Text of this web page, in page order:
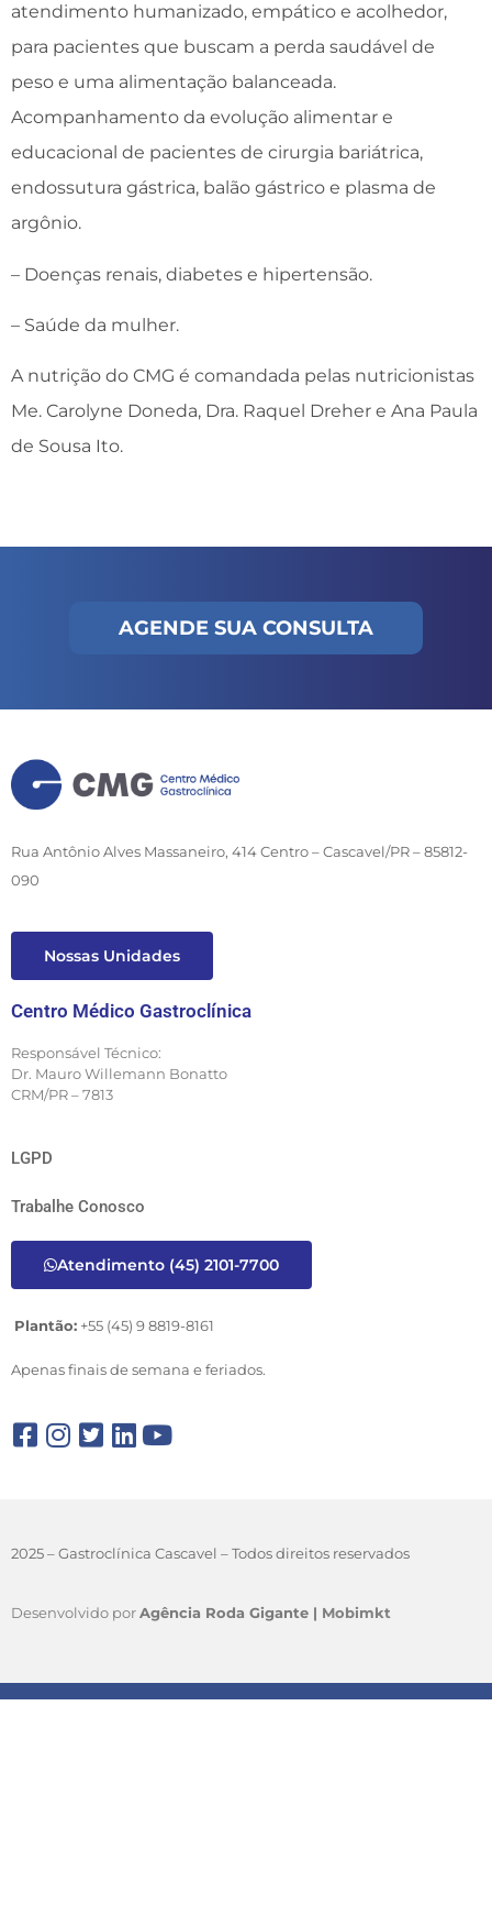
atendimento humanizado, empático e acolhedor,
para pacientes que buscam a perda saudável de
peso e uma alimentação balanceada.
Acompanhamento da evolução alimentar e
educacional de pacientes de cirurgia bariátrica,
endossutura gástrica, balão gástrico e plasma de
argônio.
– Doenças renais, diabetes e hipertensão.
– Saúde da mulher.
A nutrição do CMG é comandada pelas nutricionistas
Me. Carolyne Doneda, Dra. Raquel Dreher e Ana Paula
de Sousa Ito.
AGENDE SUA CONSULTA
Rua Antônio Alves Massaneiro, 414 Centro – Cascavel/PR – 85812-
090
Nossas Unidades
Centro Médico Gastroclínica
Responsável Técnico:
Dr. Mauro Willemann Bonatto
CRM/PR – 7813
LGPD
Trabalhe Conosco
Atendimento (45) 2101-7700
Plantão: +55 (45) 9 8819-8161
Apenas finais de semana e feriados.
2025 – Gastroclínica Cascavel – Todos direitos reservados
Desenvolvido porAgência Roda Gigante | Mobimkt